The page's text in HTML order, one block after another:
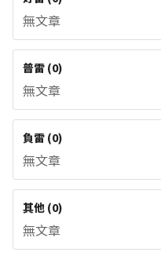
無文章
普雷 (0)
無文章
負雷 (0)
無文章
其他 (0)
無文章